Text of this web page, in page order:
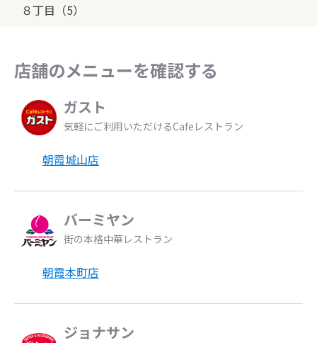
８丁目（5）
店舗のメニューを確認する
ガスト
気軽にご利用いただけるCafeレストラン
朝霞城山店
バーミヤン
街の本格中華レストラン
朝霞本町店
ジョナサン